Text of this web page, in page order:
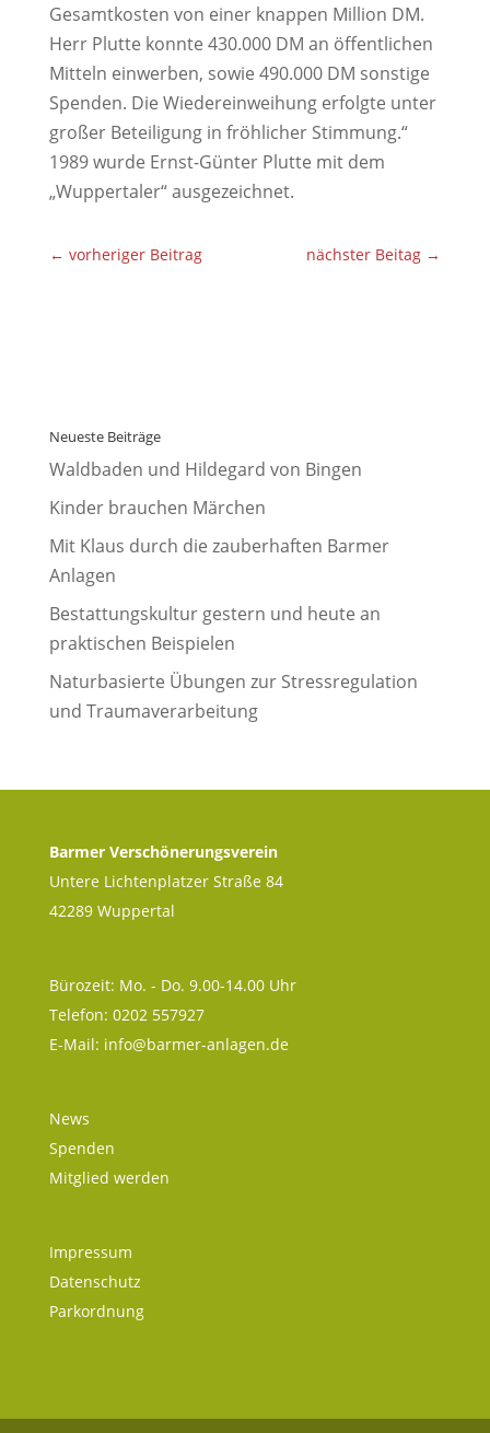
Gesamtkosten von einer knappen Million DM.
Herr Plutte konnte 430.000 DM an öffentlichen
Mitteln einwerben, sowie 490.000 DM sonstige
Spenden. Die Wiedereinweihung erfolgte unter
großer Beteiligung in fröhlicher Stimmung.“
1989 wurde Ernst-Günter Plutte mit dem
„Wuppertaler“ ausgezeichnet.
← vorheriger Beitrag nächster Beitag →
Neueste Beiträge
Waldbaden und Hildegard von Bingen
Kinder brauchen Märchen
Mit Klaus durch die zauberhaften Barmer
Anlagen
Bestattungskultur gestern und heute an
praktischen Beispielen
Naturbasierte Übungen zur Stressregulation
und Traumaverarbeitung
Barmer Verschönerungsverein
Untere Lichtenplatzer Straße 84
42289 Wuppertal
Bürozeit: Mo. - Do. 9.00-14.00 Uhr
Telefon: 0202 557927
E-Mail: info@barmer-anlagen.de
News
Spenden
Mitglied werden
Impressum
Datenschutz
Parkordnung